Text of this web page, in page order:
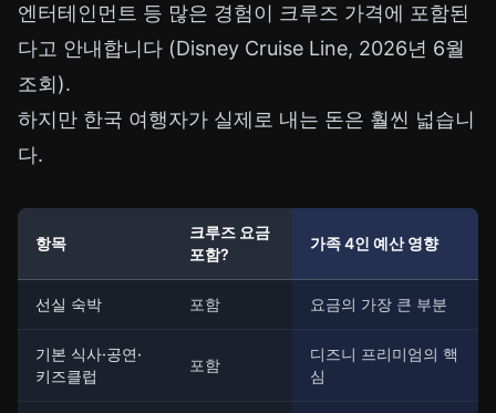
엔터테인먼트 등 많은 경험이 크루즈 가격에 포함된
다고 안내합니다 (Disney Cruise Line, 2026년 6월
조회).
하지만 한국 여행자가 실제로 내는 돈은 훨씬 넓습니
다.
항목
크루즈 요금
포함?
가족 4인 예산 영향
선실 숙박 포함 요금의 가장 큰 부분
기본 식사·공연·
키즈클럽
포함
디즈니 프리미엄의 핵
심